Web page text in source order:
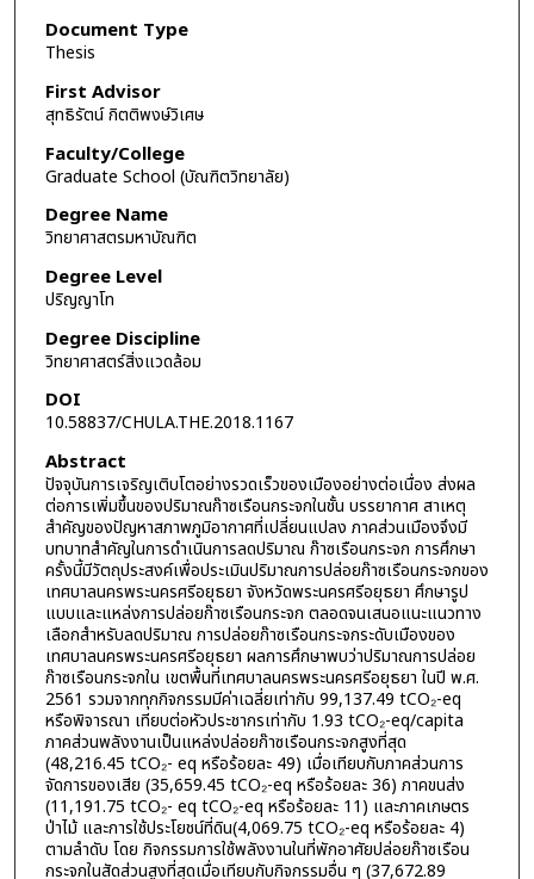
Document Type
Thesis
First Advisor
สุทธิรัตน์ กิตติพงษ์วิเศษ
Faculty/College
Graduate School (บัณฑิตวิทยาลัย)
Degree Name
วิทยาศาสตรมหาบัณฑิต
Degree Level
ปริญญาโท
Degree Discipline
วิทยาศาสตร์สิ่งแวดล้อม
DOI
10.58837/CHULA.THE.2018.1167
Abstract
ปัจจุบันการเจริญเติบโตอย่างรวดเร็วของเมืองอย่างต่อเนื่อง ส่งผล
ต่อการเพิ่มขึ้นของปริมาณก๊าซเรือนกระจกในชั้น บรรยากาศ สาเหตุ
สำคัญของปัญหาสภาพภูมิอากาศที่เปลี่ยนแปลง ภาคส่วนเมืองจึงมี
บทบาทสำคัญในการดำเนินการลดปริมาณ ก๊าซเรือนกระจก การศึกษา
ครั้งนี้มีวัตถุประสงค์เพื่อประเมินปริมาณการปล่อยก๊าซเรือนกระจกของ
เทศบาลนครพระนครศรีอยุธยา จังหวัดพระนครศรีอยุธยา ศึกษารูป
แบบและแหล่งการปล่อยก๊าซเรือนกระจก ตลอดจนเสนอแนะแนวทาง
เลือกสำหรับลดปริมาณ การปล่อยก๊าซเรือนกระจกระดับเมืองของ
เทศบาลนครพระนครศรีอยุธยา ผลการศึกษาพบว่าปริมาณการปล่อย
ก๊าซเรือนกระจกใน เขตพื้นที่เทศบาลนครพระนครศรีอยุธยา ในปี พ.ศ.
2561 รวมจากทุกกิจกรรมมีค่าเฉลี่ยเท่ากับ 99,137.49 tCO₂-eq
หรือพิจารณา เทียบต่อหัวประชากรเท่ากับ 1.93 tCO₂-eq/capita
ภาคส่วนพลังงานเป็นแหล่งปล่อยก๊าซเรือนกระจกสูงที่สุด
(48,216.45 tCO₂- eq หรือร้อยละ 49) เมื่อเทียบกับภาคส่วนการ
จัดการของเสีย (35,659.45 tCO₂-eq หรือร้อยละ 36) ภาคขนส่ง
(11,191.75 tCO₂- eq tCO₂-eq หรือร้อยละ 11) และภาคเกษตร
ป่าไม้ และการใช้ประโยชน์ที่ดิน(4,069.75 tCO₂-eq หรือร้อยละ 4)
ตามลำดับ โดย กิจกรรมการใช้พลังงานในที่พักอาศัยปล่อยก๊าซเรือน
กระจกในสัดส่วนสูงที่สุดเมื่อเทียบกับกิจกรรมอื่น ๆ (37,672.89